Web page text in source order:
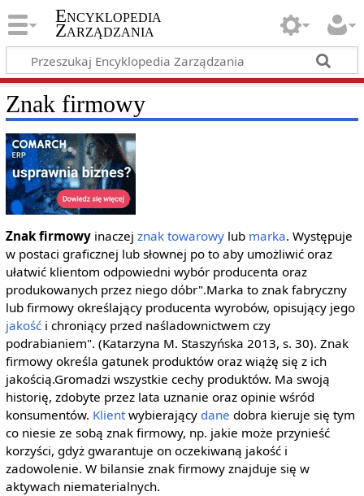
Encyklopedia
Zarządzania
Znak firmowy
Znak firmowyinaczej znak towarowylub marka. Występuje
w postaci graficznej lub słownej po to aby umożliwić oraz
ułatwić klientom odpowiedni wybór producenta oraz
produkowanych przez niego dóbr".Marka to znak fabryczny
lub firmowy określający producenta wyrobów, opisujący jego
jakośći chroniący przed naśladownictwem czy
podrabianiem". (Katarzyna M. Staszyńska 2013, s. 30). Znak
firmowy określa gatunek produktów oraz wiążę się z ich
jakością.Gromadzi wszystkie cechy produktów. Ma swoją
historię, zdobyte przez lata uznanie oraz opinie wśród
konsumentów. Klientwybierający dane dobra kieruje się tym
co niesie ze sobą znak firmowy, np. jakie może przynieść
korzyści, gdyż gwarantuje on oczekiwaną jakość i
zadowolenie. W bilansie znak firmowy znajduje się w
aktywach niematerialnych.